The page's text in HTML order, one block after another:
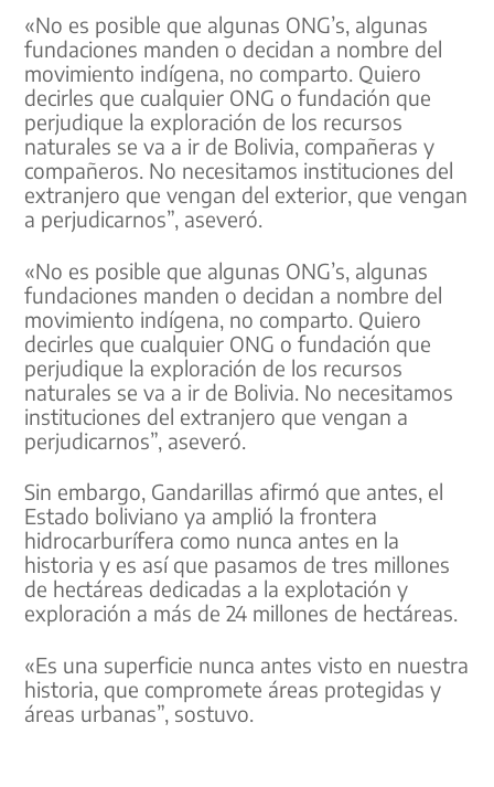
«No es posible que algunas ONG’s, algunas
fundaciones manden o decidan a nombre del
movimiento indígena, no comparto. Quiero
decirles que cualquier ONG o fundación que
perjudique la exploración de los recursos
naturales se va a ir de Bolivia, compañeras y
compañeros. No necesitamos instituciones del
extranjero que vengan del exterior, que vengan
a perjudicarnos”, aseveró.
«No es posible que algunas ONG’s, algunas
fundaciones manden o decidan a nombre del
movimiento indígena, no comparto. Quiero
decirles que cualquier ONG o fundación que
perjudique la exploración de los recursos
naturales se va a ir de Bolivia. No necesitamos
instituciones del extranjero que vengan a
perjudicarnos”, aseveró.
Sin embargo, Gandarillas afirmó que antes, el
Estado boliviano ya amplió la frontera
hidrocarburífera como nunca antes en la
historia y es así que pasamos de tres millones
de hectáreas dedicadas a la explotación y
exploración a más de 24 millones de hectáreas.
«Es una superficie nunca antes visto en nuestra
historia, que compromete áreas protegidas y
áreas urbanas”, sostuvo.